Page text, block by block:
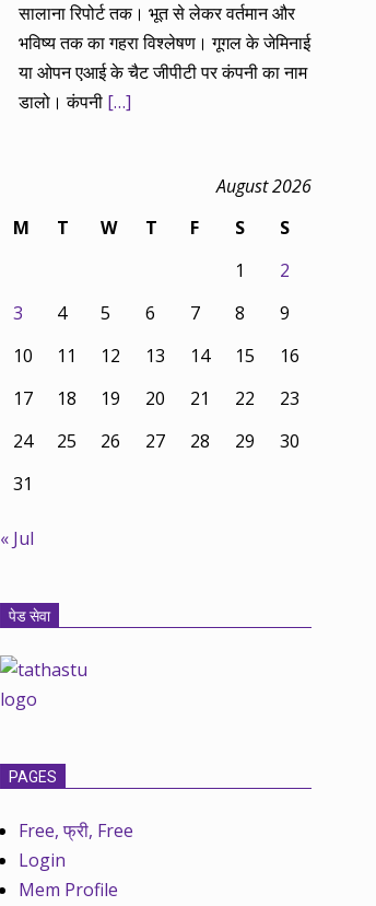
सालाना रिपोर्ट तक। भूत से लेकर वर्तमान और
भविष्य तक का गहरा विश्लेषण। गूगल के जेमिनाई
या ओपन एआई के चैट जीपीटी पर कंपनी का नाम
डालो। कंपनी […]
August 2026
M
T W T F S
S
1
2
3
4 5 6 7 8
9
10
11 12 13 14 15
16
17
18 19 20 21 22
23
24
25 26 27 28 29
30
31
« Jul
पेड सेवा
PAGES
Free, फ्री, Free
Login
Mem Profile